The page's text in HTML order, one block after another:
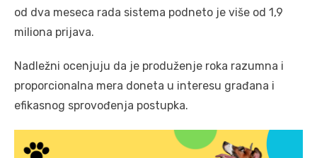
od dva meseca rada sistema podneto je više od 1,9
miliona prijava.
Nadležni ocenjuju da je produženje roka razumna i
proporcionalna mera doneta u interesu građana i
efikasnog sprovođenja postupka.